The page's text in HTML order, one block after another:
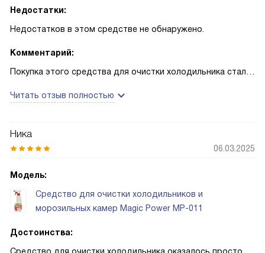
Недостатки:
Недостатков в этом средстве не обнаружено.
Комментарий:
Покупка этого средства для очистки холодильника стала
вас есть инструмент, который не только отлично
и аккуратно.
мне не нравится, когда в доме витает химический аромат.
После использования в холодильнике не остается
никакого запаха, что является большим преимуществом.
Читать отзыв полностью
Ника
06.03.2025
Модель:
Средство для очистки холодильников и
морозильных камер Magic Power MP-011
Достоинства:
Средство для очистки холодильника оказалось просто